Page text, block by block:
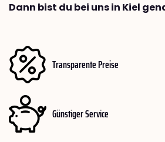
Dann bist du bei uns in Kiel
Transparente Preise
Günstiger Service